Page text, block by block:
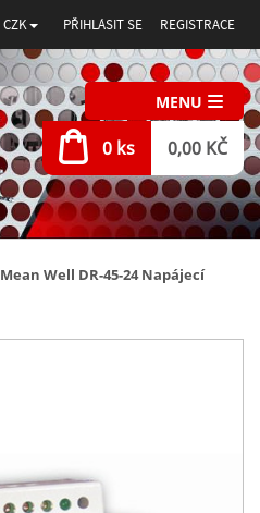
CZK PŘIHLÁSIT SE REGISTRACE
MENU
0 ks 0,00 KČ
Mean Well DR-45-24 Napájecí